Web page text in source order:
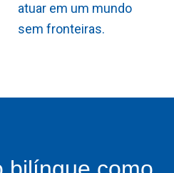
atuar em um mundo
sem fronteiras.